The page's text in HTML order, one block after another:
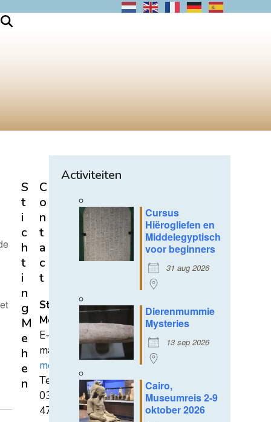
Activiteiten
Cursus
Hiërogliefen en
Middelegyptisch
voor beginners
31 aug 2026
Dierenmummie
Mysteries
13 sep 2026
Cairo,
Museumreis 2-9
oktober 2026
S
t
i
c
h
t
i
n
g
M
e
h
e
n
C
o
n
t
a
c
t
Stichting
Mehen
E-
mail:
mehen@hetnet.nl
Tel.:
0318-
471689